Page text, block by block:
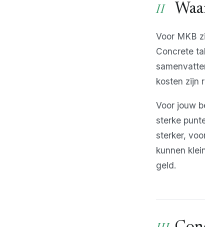
Voor MKB
Concrete
kosten zijn
Voor jouw
sterke
sterker,
kunnen
geld.